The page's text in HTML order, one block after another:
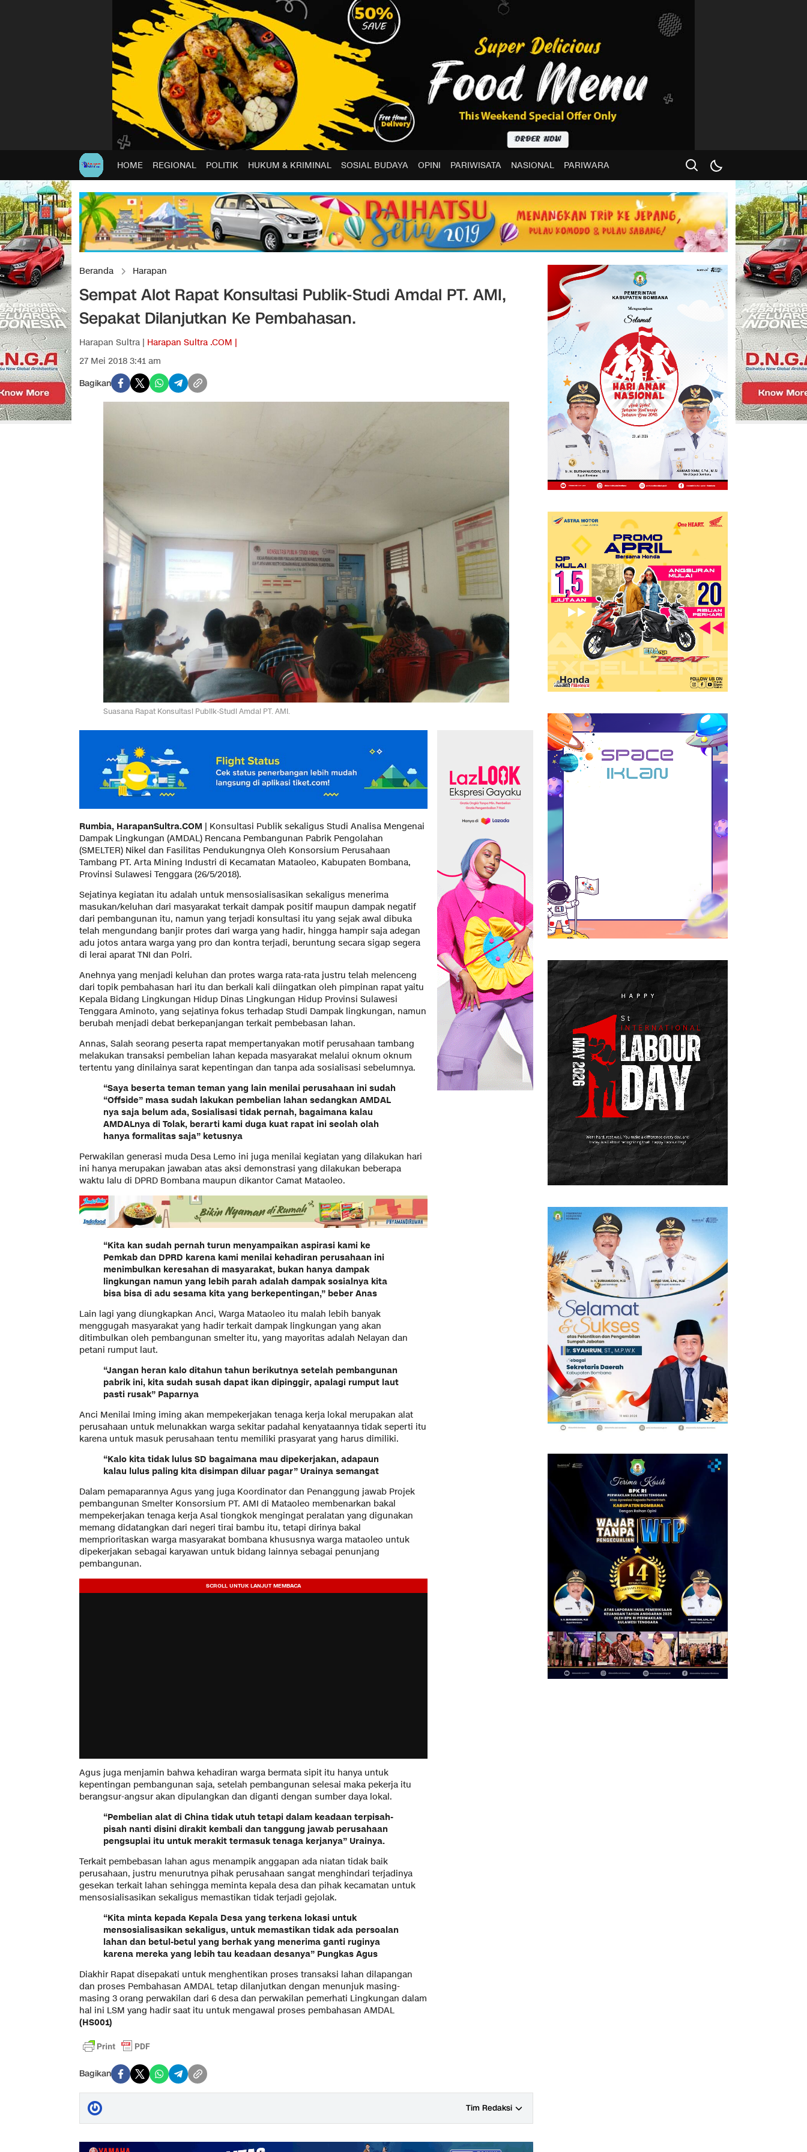
HOME REGIONAL POLITIK HUKUM & KRIMINAL SOSIAL BUDAYA OPINI PARIWISATA NASIONAL PARIWARA
Beranda Harapan
Sempat Alot Rapat Konsultasi Publik-Studi Amdal PT. AMI,
Sepakat Dilanjutkan Ke Pembahasan.
Harapan Sultra | Harapan Sultra .COM |
27 Mei 2018 3:41 am
Bagikan
Suasana Rapat Konsultasi Publik-Studi Amdal PT. AMI.
Rumbia, HarapanSultra.COM | Konsultasi Publik sekaligus Studi Analisa Mengenai
Dampak Lingkungan (AMDAL) Rencana Pembangunan Pabrik Pengolahan
(SMELTER) Nikel dan Fasilitas Pendukungnya Oleh Konsorsium Perusahaan
Tambang PT. Arta Mining Industri di Kecamatan Mataoleo, Kabupaten Bombana,
Provinsi Sulawesi Tenggara (26/5/2018).
Sejatinya kegiatan itu adalah untuk mensosialisasikan sekaligus menerima
masukan/keluhan dari masyarakat terkait dampak positif maupun dampak negatif
dari pembangunan itu, namun yang terjadi konsultasi itu yang sejak awal dibuka
telah mengundang banjir protes dari warga yang hadir, hingga hampir saja adegan
adu jotos antara warga yang pro dan kontra terjadi, beruntung secara sigap segera
di lerai aparat TNI dan Polri.
Anehnya yang menjadi keluhan dan protes warga rata-rata justru telah melenceng
dari topik pembahasan hari itu dan berkali kali diingatkan oleh pimpinan rapat yaitu
Kepala Bidang Lingkungan Hidup Dinas Lingkungan Hidup Provinsi Sulawesi
Tenggara Aminoto, yang sejatinya fokus terhadap Studi Dampak lingkungan, namun
berubah menjadi debat berkepanjangan terkait pembebasan lahan.
Annas, Salah seorang peserta rapat mempertanyakan motif perusahaan tambang
melakukan transaksi pembelian lahan kepada masyarakat melalui oknum oknum
tertentu yang dinilainya sarat kepentingan dan tanpa ada sosialisasi sebelumnya.
“Saya beserta teman teman yang lain menilai perusahaan ini sudah
“Offside” masa sudah lakukan pembelian lahan sedangkan AMDAL
nya saja belum ada, Sosialisasi tidak pernah, bagaimana kalau
AMDALnya di Tolak, berarti kami duga kuat rapat ini seolah olah
hanya formalitas saja” ketusnya
Perwakilan generasi muda Desa Lemo ini juga menilai kegiatan yang dilakukan hari
ini hanya merupakan jawaban atas aksi demonstrasi yang dilakukan beberapa
waktu lalu di DPRD Bombana maupun dikantor Camat Mataoleo.
“Kita kan sudah pernah turun menyampaikan aspirasi kami ke
Pemkab dan DPRD karena kami menilai kehadiran perusahaan ini
menimbulkan keresahan di masyarakat, bukan hanya dampak
lingkungan namun yang lebih parah adalah dampak sosialnya kita
bisa bisa di adu sesama kita yang berkepentingan,” beber Anas
Lain lagi yang diungkapkan Anci, Warga Mataoleo itu malah lebih banyak
menggugah masyarakat yang hadir terkait dampak lingkungan yang akan
ditimbulkan oleh pembangunan smelter itu, yang mayoritas adalah Nelayan dan
petani rumput laut.
“Jangan heran kalo ditahun tahun berikutnya setelah pembangunan
pabrik ini, kita sudah susah dapat ikan dipinggir, apalagi rumput laut
pasti rusak” Paparnya
Anci Menilai Iming iming akan mempekerjakan tenaga kerja lokal merupakan alat
perusahaan untuk melunakkan warga sekitar padahal kenyataannya tidak seperti itu
karena untuk masuk perusahaan tentu memiliki prasyarat yang harus dimiliki.
“Kalo kita tidak lulus SD bagaimana mau dipekerjakan, adapaun
kalau lulus paling kita disimpan diluar pagar” Urainya semangat
Dalam pemaparannya Agus yang juga Koordinator dan Penanggung jawab Projek
pembangunan Smelter Konsorsium PT. AMI di Mataoleo membenarkan bakal
mempekerjakan tenaga kerja Asal tiongkok mengingat peralatan yang digunakan
memang didatangkan dari negeri tirai bambu itu, tetapi dirinya bakal
memprioritaskan warga masyarakat bombana khususnya warga mataoleo untuk
dipekerjakan sebagai karyawan untuk bidang lainnya sebagai penunjang
pembangunan.
Agus juga menjamin bahwa kehadiran warga bermata sipit itu hanya untuk
kepentingan pembangunan saja, setelah pembangunan selesai maka pekerja itu
berangsur-angsur akan dipulangkan dan diganti dengan sumber daya lokal.
“Pembelian alat di China tidak utuh tetapi dalam keadaan terpisah-
pisah nanti disini dirakit kembali dan tanggung jawab perusahaan
pengsuplai itu untuk merakit termasuk tenaga kerjanya” Urainya.
Terkait pembebasan lahan agus menampik anggapan ada niatan tidak baik
perusahaan, justru menurutnya pihak perusahaan sangat menghindari terjadinya
gesekan terkait lahan sehingga meminta kepala desa dan pihak kecamatan untuk
mensosialisasikan sekaligus memastikan tidak terjadi gejolak.
“Kita minta kepada Kepala Desa yang terkena lokasi untuk
mensosialisasikan sekaligus, untuk memastikan tidak ada persoalan
lahan dan betul-betul yang berhak yang menerima ganti ruginya
karena mereka yang lebih tau keadaan desanya” Pungkas Agus
Diakhir Rapat disepakati untuk menghentikan proses transaksi lahan dilapangan
dan proses Pembahasan AMDAL tetap dilanjutkan dengan menunjuk masing-
masing 3 orang perwakilan dari 6 desa dan perwakilan pemerhati Lingkungan dalam
hal ini LSM yang hadir saat itu untuk mengawal proses pembahasan AMDAL
(HS001)
Bagikan
Tim Redaksi